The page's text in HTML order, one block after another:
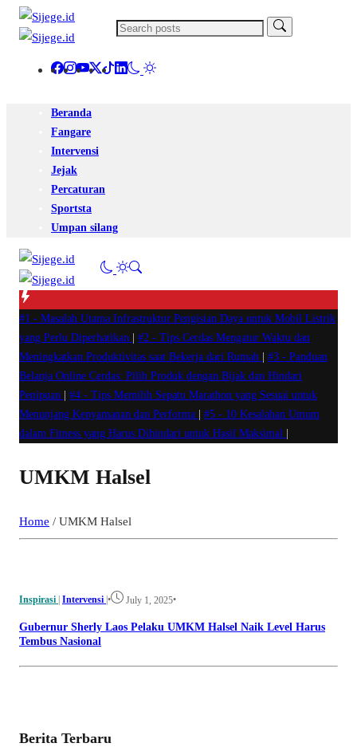
Beranda
Fangare
Intervensi
Jejak
Percaturan
Sportsta
Umpan silang
#1 - Masalah Utama Infrastruktur Pengisian Daya untuk Mobil Listrik
yang Perlu Diperhatikan
#2 - Tips Cerdas Mengatur Waktu dan
Meningkatkan Produktivitas saat Bekerja dari Rumah
#3 - Panduan
Belanja Online Cerdas: Pilih Produk dengan Bijak dan Hindari
Penipuan
#4 - Tips Memilih Sepatu Marathon yang Sesuai untuk
Menunjang Kenyamanan dan Performa
#5 - 10 Kesalahan Umum
dalam Fitness yang Harus Dihindari untuk Hasil Maksimal
UMKM Halsel
Home / UMKM Halsel
Inspirasi | Intervensi |• July 1, 2025•
Gubernur Sherly Laos Pelaku UMKM Halsel Naik Level Harus
Tembus Nasional
Berita Terbaru